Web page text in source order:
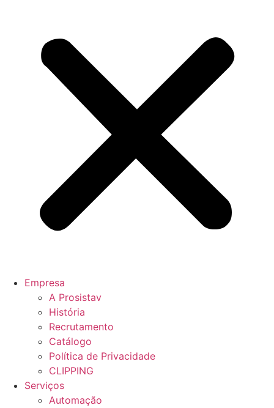
Empresa
A Prosistav
História
Recrutamento
Catálogo
Política de Privacidade
CLIPPING
Serviços
Automação